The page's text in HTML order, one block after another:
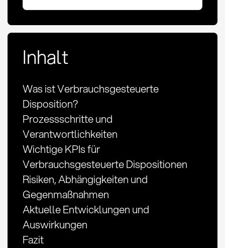
Inhalt
Was ist Verbrauchsgesteuerte
Disposition?
Prozessschritte und
Verantwortlichkeiten
Wichtige KPIs für
Verbrauchsgesteuerte Dispositionen
Risiken, Abhängigkeiten und
Gegenmaßnahmen
Aktuelle Entwicklungen und
Auswirkungen
Fazit